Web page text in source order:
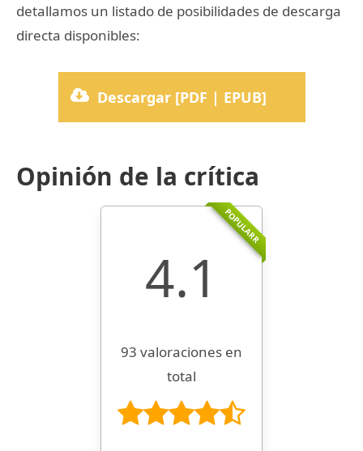
detallamos un listado de posibilidades de descarga
directa disponibles:
Descargar [PDF | EPUB]
Opinión de la crítica
POPULARR
4.1
93 valoraciones en
total